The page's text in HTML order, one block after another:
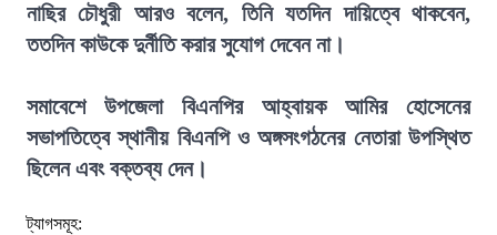
নাছির চৌধুরী আরও বলেন, তিনি যতদিন দায়িত্বে থাকবেন,
ততদিন কাউকে দুর্নীতি করার সুযোগ দেবেন না।
সমাবেশে উপজেলা বিএনপির আহ্বায়ক আমির হোসেনের
সভাপতিত্বে স্থানীয় বিএনপি ও অঙ্গসংগঠনের নেতারা উপস্থিত
ছিলেন এবং বক্তব্য দেন।
ট্যাগসমূহ: